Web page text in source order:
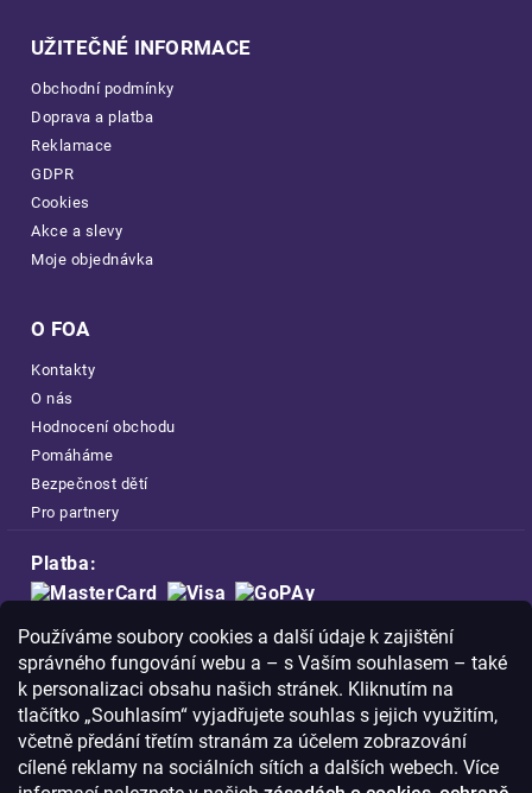
Používáme soubory cookies a další údaje k zajištění
správného fungování webu a – s Vaším souhlasem – také
k personalizaci obsahu našich stránek. Kliknutím na
tlačítko „Souhlasím“ vyjadřujete souhlas s jejich využitím,
včetně předání třetím stranám za účelem zobrazování
cílené reklamy na sociálních sítích a dalších webech. Více
UŽITEČNÉ INFORMACE
Obchodní podmínky
Doprava a platba
Reklamace
GDPR
Cookies
Akce a slevy
Moje objednávka
O FOA
Kontakty
O nás
Hodnocení obchodu
Pomáháme
Bezpečnost dětí
Pro partnery
Platba:
Doprava:
Nakupujte na FOA bezpečně a bez obav.
Díky HTTPS protokolu jsou Vaše citlivá